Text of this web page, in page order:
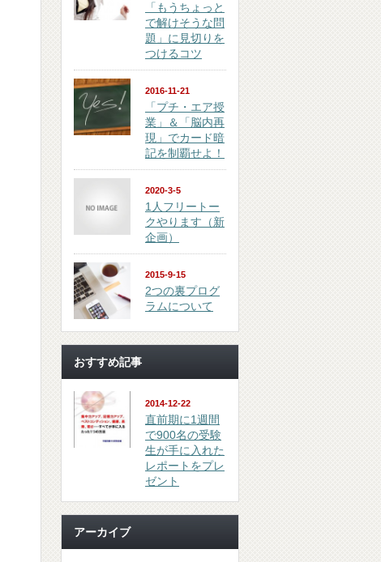
「もうちょっと
で解けそうな問
題」に見切りを
つけるコツ
2016-11-21
「プチ・エア授
業」＆「脳内再
現」でカード暗
記を制覇せよ！
2020-3-5
1人フリートー
クやります（新
企画）
2015-9-15
2つの裏プログ
ラムについて
おすすめ記事
2014-12-22
直前期に1週間
で900名の受験
生が手に入れた
レポートをプレ
ゼント
アーカイブ